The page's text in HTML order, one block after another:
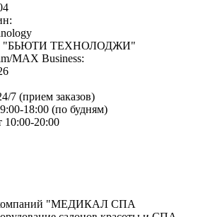
"БЬЮТИ ТЕХНОЛОДЖИ"
MAX Business:
7 (прием заказов)
18:00 (по будням)
10:00-20:00
компаний "МЕДИКАЛ СПА